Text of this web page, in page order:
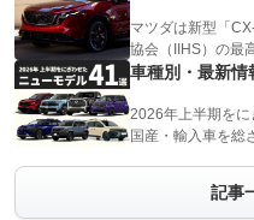
マツダは新型「
協会（IIHS）の最
車種別・最新情
2026年上半期を
国産・輸入車を総
記事